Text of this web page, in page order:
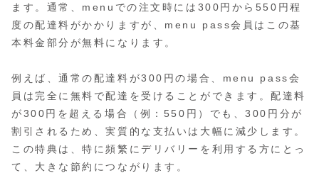
ます。通常、menuでの注文時には300円から550円程
度の配達料がかかりますが、menu pass会員はこの基
本料金部分が無料になります。
例えば、通常の配達料が300円の場合、menu pass会
員は完全に無料で配達を受けることができます。配達料
が300円を超える場合（例：550円）でも、300円分が
割引されるため、実質的な支払いは大幅に減少します。
この特典は、特に頻繁にデリバリーを利用する方にとっ
て、大きな節約につながります。